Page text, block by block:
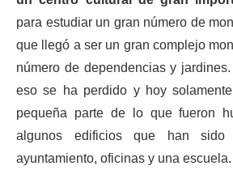
para estudiar un gran número de
que llegó a ser un gran complejo
número de dependencias y
eso se ha perdido y hoy
pequeña parte de lo que fueron
algunos edificios que han sido
ayuntamiento, oficinas y una escuela.